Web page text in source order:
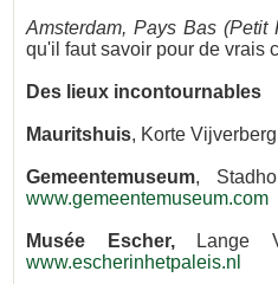
Amsterdam, Pays Bas (Petit
qu'il faut savoir pour de vrais
Des lieux incontournables
Mauritshuis, Korte
Gemeentemuseum,
www.gemeentemuseum.com
Musée Escher,Lange
www.escherinhetpaleis.nl